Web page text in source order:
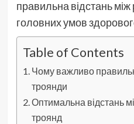
правильна відстань
головних умов
Table of Contents
Чому важливо
троянди
Оптимальна відстань
троянд